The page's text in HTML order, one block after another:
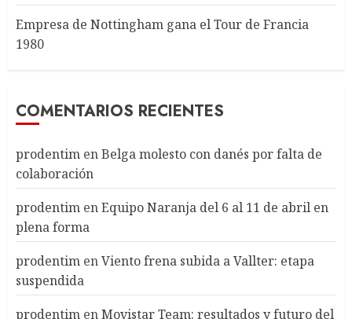
Empresa de Nottingham gana el Tour de Francia
1980
COMENTARIOS RECIENTES
prodentim enBelga molesto con danés por falta de
colaboración
prodentim enEquipo Naranja del 6 al 11 de abril en
plena forma
prodentim enViento frena subida a Vallter: etapa
suspendida
prodentim enMovistar Team: resultados y futuro del